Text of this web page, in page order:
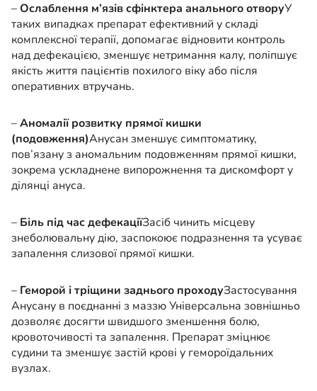
–Ослаблення м’язів сфінктера анального отворуУ
таких випадках препарат ефективний у складі
комплексної терапії, допомагає відновити контроль
над дефекацією, зменшує нетримання калу, поліпшує
якість життя пацієнтів похилого віку або після
оперативних втручань.
–Аномалії розвитку прямої кишки
(подовження)Анусан зменшує симптоматику,
пов’язану з аномальним подовженням прямої кишки,
зокрема ускладнене випорожнення та дискомфорт у
ділянці ануса.
– Біль під час дефекаціїЗасіб чинить місцеву
знеболювальну дію, заспокоює подразнення та усуває
запалення слизової прямої кишки.
– Геморой і тріщини заднього проходуЗастосування
Анусану в поєднанні з маззю Універсальна зовнішньо
дозволяє досягти швидшого зменшення болю,
кровоточивості та запалення. Препарат зміцнює
судини та зменшує застій крові у гемороїдальних
вузлах.